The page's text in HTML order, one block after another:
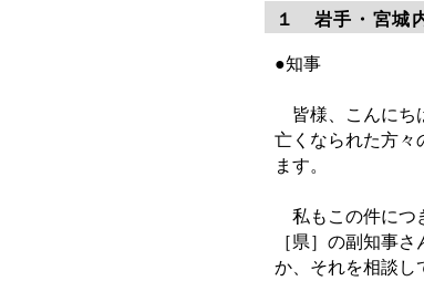
１ 岩手・宮城
●知事
皆様、こんにち
亡くなられた方々
ます。
私もこの件につ
［県］の副知事
か、それを相談し